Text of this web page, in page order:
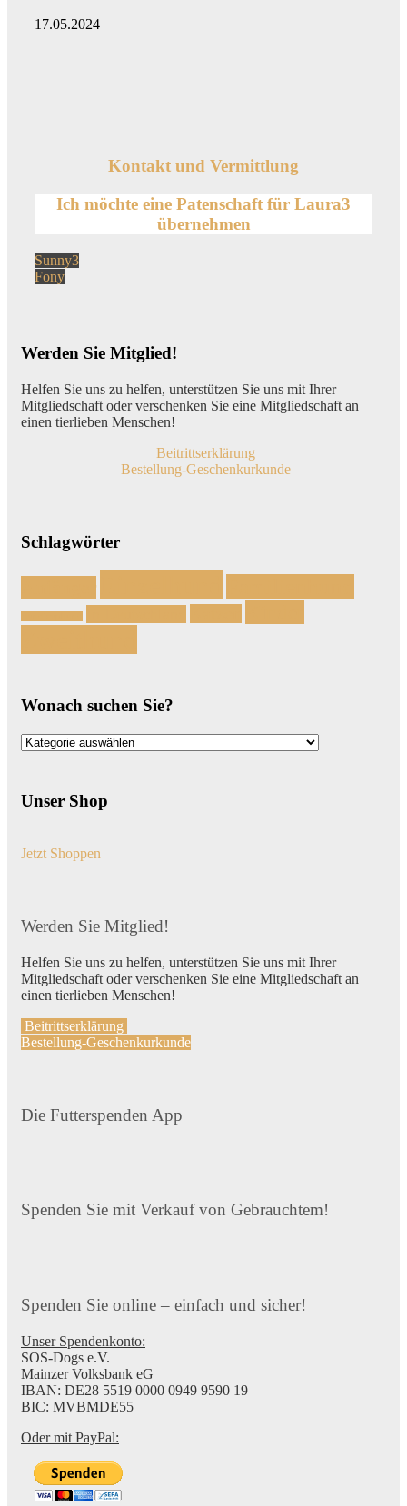
17.05.2024
Kontakt und Vermittlung
Ich möchte eine Patenschaft für Laura3
übernehmen
Beitragsnavigation
Vorheriger
Beitrag:
Sunny3
Nächster
Fony
Werden Sie Mitglied!
Helfen Sie uns zu helfen, unterstützen Sie uns mit Ihrer
Mitgliedschaft oder verschenken Sie eine Mitgliedschaft an
einen tierlieben Menschen!
Beitrittserklärung
Bestellung-Geschenkurkunde
Schlagwörter
Wonach suchen Sie?
Wonach
Unser Shop
Jetzt Shoppen
Werden Sie Mitglied!
Helfen Sie uns zu helfen, unterstützen Sie uns mit Ihrer
Mitgliedschaft oder verschenken Sie eine Mitgliedschaft an
einen tierlieben Menschen!
Beitrittserklärung
Bestellung-Geschenkurkunde
Die Futterspenden App
Spenden Sie mit Verkauf von Gebrauchtem!
Spenden Sie online – einfach und sicher!
Unser Spendenkonto:
SOS-Dogs e.V.
Mainzer Volksbank eG
IBAN: DE28 5519 0000 0949 9590 19
BIC: MVBMDE55
Oder mit PayPal: